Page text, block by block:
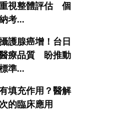
視整體評估 個
考...
護腺癌增！台日
療品質 盼推動
準...
填充作用？醫解
的臨床應用